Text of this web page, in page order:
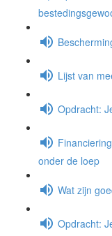
Lijst van
Opdracht:
onder de loep
Wat zijn
Opdracht: